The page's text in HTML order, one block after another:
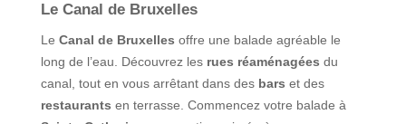
Le Canal de Bruxelles
Le Canal de Bruxelles offre une balade agréable le
long de l’eau. Découvrez les rues réaménagées du
canal, tout en vous arrêtant dans des bars et des
restaurants en terrasse. Commencez votre balade à